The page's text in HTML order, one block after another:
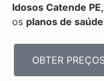
Idosos Catende PE,
os planos de
OBTER